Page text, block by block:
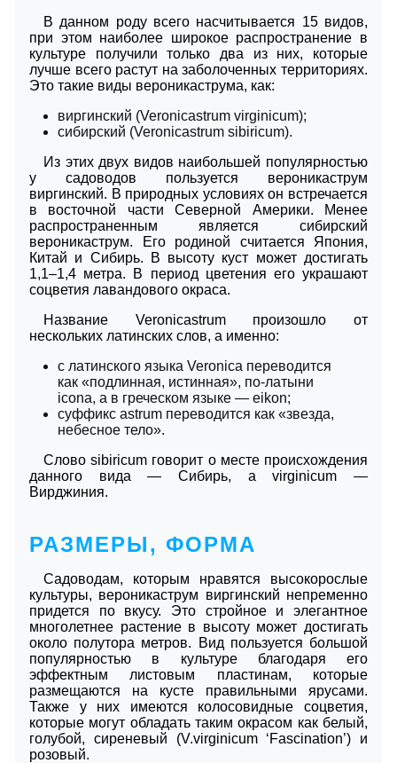
В данном роду всего насчитывается 15 видов,
при этом наиболее широкое распространение в
культуре получили только два из них, которые
лучше всего растут на заболоченных территориях.
Это такие виды вероникаструма, как:
виргинский (Veronicastrum virginicum);
сибирский (Veronicastrum sibiricum).
Из этих двух видов наибольшей популярностью
у садоводов пользуется вероникаструм
виргинский. В природных условиях он встречается
в восточной части Северной Америки. Менее
распространенным является сибирский
вероникаструм. Его родиной считается Япония,
Китай и Сибирь. В высоту куст может достигать
1,1–1,4 метра. В период цветения его украшают
соцветия лавандового окраса.
Название Veronicastrum произошло от
нескольких латинских слов, а именно:
с латинского языка Veronica переводится
как «подлинная, истинная», по-латыни
icona, а в греческом языке — eikon;
суффикс astrum переводится как «звезда,
небесное тело».
Слово sibiricum говорит о месте происхождения
данного вида — Сибирь, а virginicum —
Вирджиния.
РАЗМЕРЫ, ФОРМА
Садоводам, которым нравятся высокорослые
культуры, вероникаструм виргинский непременно
придется по вкусу. Это стройное и элегантное
многолетнее растение в высоту может достигать
около полутора метров. Вид пользуется большой
популярностью в культуре благодаря его
эффектным листовым пластинам, которые
размещаются на кусте правильными ярусами.
Также у них имеются колосовидные соцветия,
которые могут обладать таким окрасом как белый,
голубой, сиреневый (V.virginicum ‘Fascination’) и
розовый.